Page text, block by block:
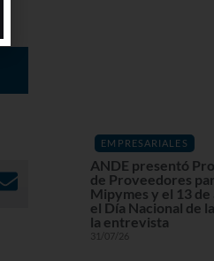
EMPRESARIALES
ANDE presentó
de Proveedores
Mipymes y el 13
el Día Nacional de
la entrevista
31/07/26